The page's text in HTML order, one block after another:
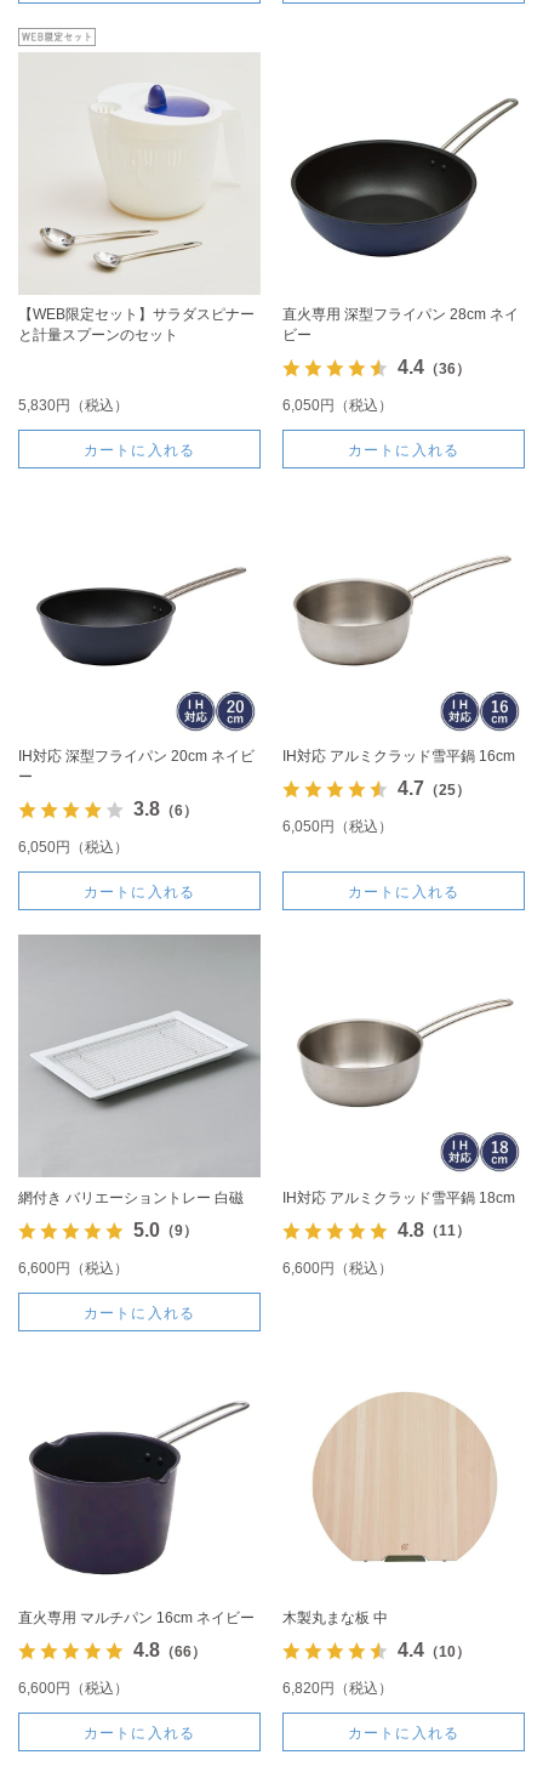
【WEB限定セット】サラダスピナー
と計量スプーンのセット
5,830円（税込）
カートに入れる
直火専用 深型フライパン 28cm ネイ
ビー
4.4（36）
6,050円（税込）
カートに入れる
IH対応 深型フライパン 20cm ネイビ
ー
3.8（6）
6,050円（税込）
カートに入れる
IH対応 アルミクラッド雪平鍋 16cm
4.7 （25）
6,050円（税込）
カートに入れる
網付き バリエーショントレー 白磁
5.0（9）
6,600円（税込）
カートに入れる
IH対応 アルミクラッド雪平鍋 18cm
4.8（11）
6,600円（税込）
直火専用 マルチパン 16cm ネイビー
4.8（66）
6,600円（税込）
カートに入れる
木製丸まな板 中
4.4（10）
6,820円（税込）
カートに入れる